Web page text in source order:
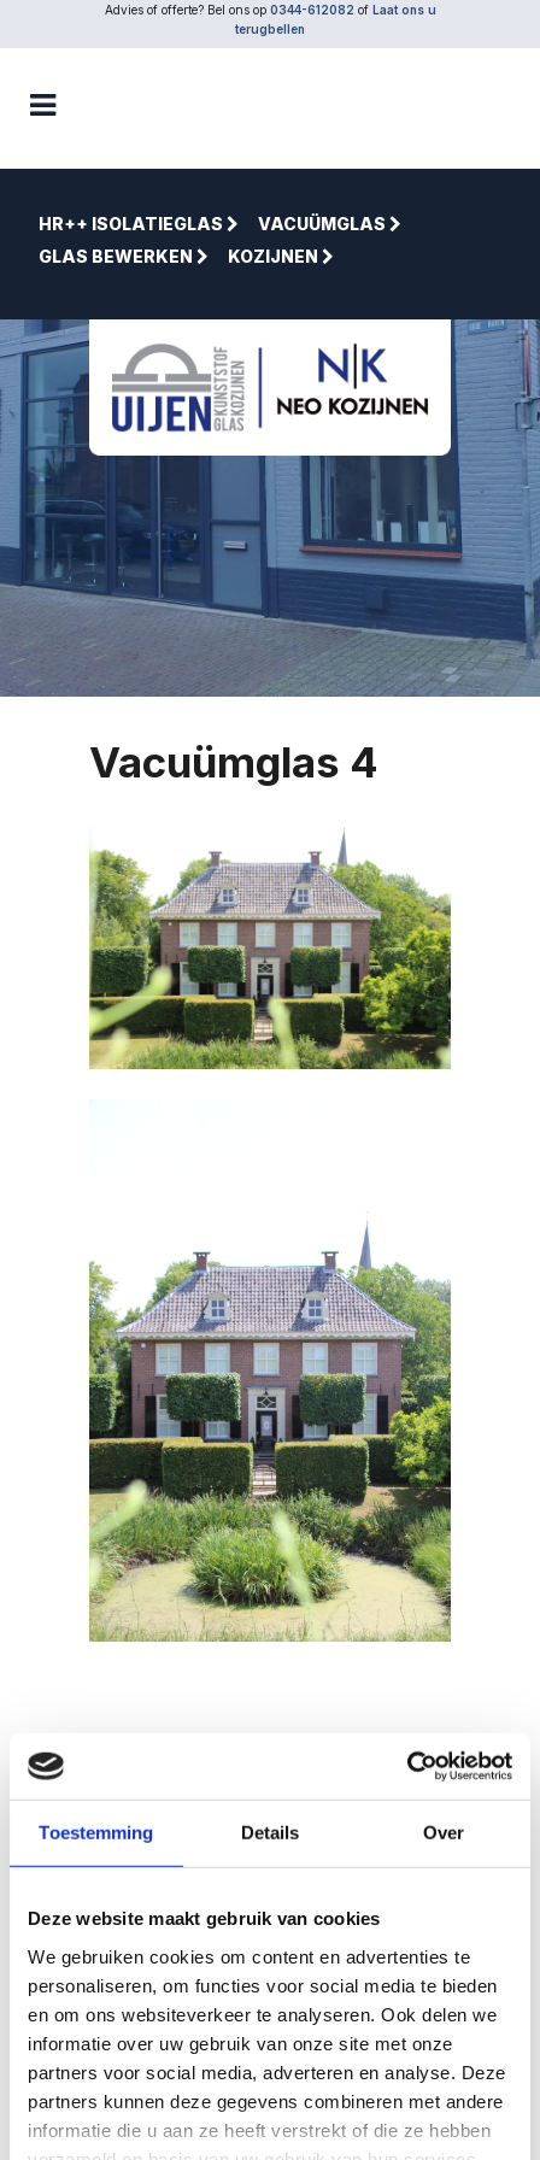
Toestemming Details Over
Deze website maakt gebruik van cookies
We gebruiken cookies om content en advertenties te
personaliseren, om functies voor social media te bieden
en om ons websiteverkeer te analyseren. Ook delen we
informatie over uw gebruik van onze site met onze
partners voor social media, adverteren en analyse. Deze
partners kunnen deze gegevens combineren met andere
informatie die u aan ze heeft verstrekt of die ze hebben
Advies of offerte? Bel ons op 0344-612082 of Laat ons u
terugbellen
HR++ ISOLATIEGLAS
VACUÜMGLAS
GLAS BEWERKEN
KOZIJNEN
Vacuümglas 4